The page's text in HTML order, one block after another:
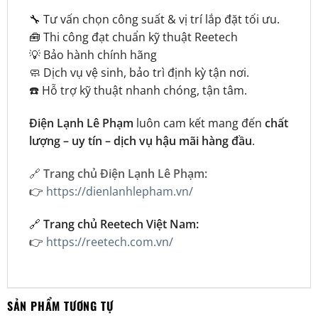
🔧 Tư vấn chọn công suất & vị trí lắp đặt tối ưu.
🧰 Thi công đạt chuẩn kỹ thuật Reetech
💡 Bảo hành chính hãng
🧼 Dịch vụ vệ sinh, bảo trì định kỳ tận nơi.
☎️ Hỗ trợ kỹ thuật nhanh chóng, tận tâm.
Điện Lạnh Lê Phạm luôn cam kết mang đến chất
lượng – uy tín – dịch vụ hậu mãi hàng đầu.
🔗 Trang chủ Điện Lạnh Lê Phạm:
👉 https://dienlanhlepham.vn/
🔗 Trang chủ Reetech Việt Nam:
👉 https://reetech.com.vn/
SẢN PHẨM TƯƠNG TỰ